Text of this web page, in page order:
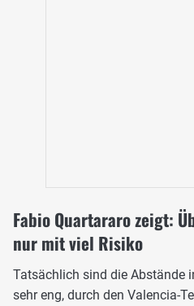
Fabio Quartararo zeigt:
nur mit viel Risiko
Tatsächlich sind die Abstände
sehr eng, durch den Valencia-